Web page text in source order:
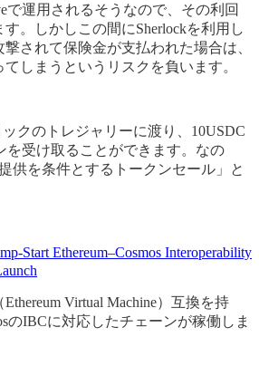
で運用されるそうなので、その利回
。しかしこの間にSherlockを利用し
されて保険金が支払われた場合は、
しまうというリスクを負います。
クのトレジャリーに渡り、10USDC
を受け取ることができます。なの
供を条件とするトークンセール」と
Start Ethereum–Cosmos Interoperability
Virtual Machine）互換を持
のIBCに対応したチェーンが稼働しま